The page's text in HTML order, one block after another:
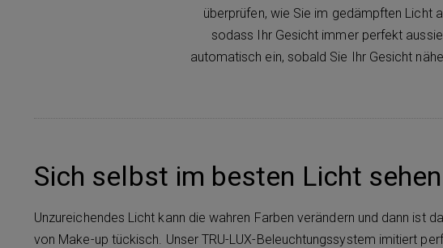
überprüfen, wie Sie im gedämpften Licht
sodass Ihr Gesicht immer perfekt
automatisch ein, sobald Sie Ihr Gesicht
Sich selbst im besten Licht
Unzureichendes Licht kann die wahren Farben verändern und dann ist
von Make-up tückisch. Unser TRU-LUX-Beleuchtungssystem imitiert